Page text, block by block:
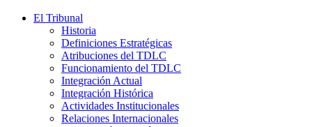
El Tribunal
Historia
Definiciones Estratégicas
Atribuciones del TDLC
Funcionamiento del TDLC
Integración Actual
Integración Histórica
Actividades Institucionales
Relaciones Internacionales